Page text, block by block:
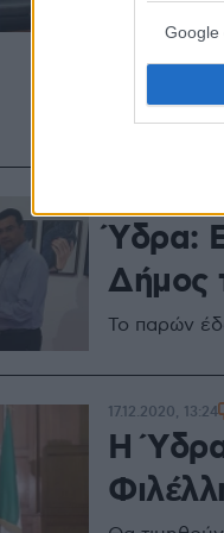
Google
τη
Ελληνικής
Άγκυρας
Ύδρα:
Δήμος
Το παρών
Η Ύδρα
17.12.2020, 13:24